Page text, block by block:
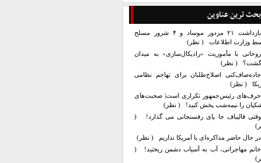
ترین عناوین
بازداشت ۲۱ مزدور موساد و ۴ شرور مسلح
وزارت اطلاعات ( نظر)
روحانی با مأموریت «رادیکال‌سازی» به میدان
( نظر)
جاده‌صاف‌کنی اصلاح‌طلبان برای تهاجم نظامی
( نظر)
حرف‌های رئیس‌جمهور تکراری است| صحبت‌های
را نیمه‌شب پخش کنید! ( نظر)
وقتی قالیباف جا پای رفسنجانی می گذارد! (
در حال حاضر مذاکره‌ای با آمریکا نداریم ( نظر)
خانم مهاجرانی، آب به آسیاب دشمن ریختید! (